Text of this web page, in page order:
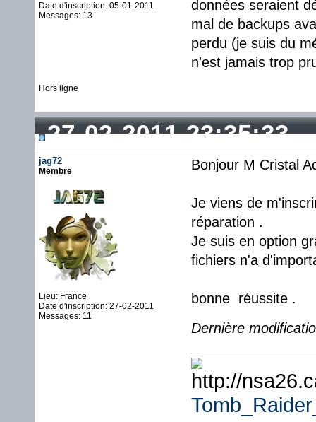
Date d'inscription: 05-01-2011
Messages: 13
données seraient
mal de backups
perdu (je suis du
n'est jamais trop
Hors ligne
27-02-2011 23:35:33
jag72
Membre
Lieu: France
Date d'inscription: 27-02-2011
Messages: 11
Bonjour M Cristal
Je viens de
réparation .
Je suis en option
fichiers n'a
bonne réussite .
Dernière